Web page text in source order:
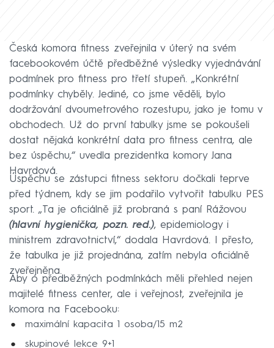
Česká komora fitness zveřejnila v úterý na svém
facebookovém účtě předběžné výsledky vyjednávání
podmínek pro fitness pro třetí stupeň. „Konkrétní
podmínky chyběly. Jediné, co jsme věděli, bylo
dodržování dvoumetrového rozestupu, jako je tomu v
obchodech. Už do první tabulky jsme se pokoušeli
dostat nějaká konkrétní data pro fitness centra, ale
bez úspěchu,“ uvedla prezidentka komory Jana
Havrdová.
Úspěchu se zástupci fitness sektoru dočkali teprve
před týdnem, kdy se jim podařilo vytvořit tabulku PES
sport. „Ta je oficiálně již probraná s paní Rážovou
(hlavní hygienička, pozn. red.), epidemiology i
ministrem zdravotnictví,“ dodala Havrdová. I přesto,
že tabulka je již projednána, zatím nebyla oficiálně
zveřejněna.
Aby o předběžných podmínkách měli přehled nejen
majitelé fitness center, ale i veřejnost, zveřejnila je
komora na Facebooku:
maximální kapacita 1 osoba/15 m2
skupinové lekce 9+1